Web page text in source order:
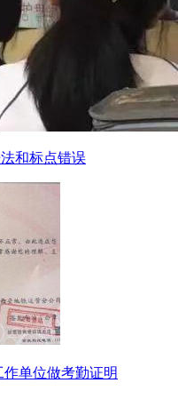
和标点错误
单位做考勤证明